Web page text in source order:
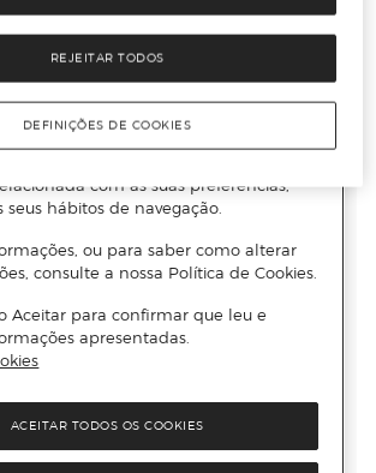
REJEITAR TODOS
DEFINIÇÕES DE COOKIES